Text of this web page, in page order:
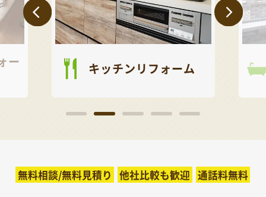
ー キッチンリフォーム
無料相談/無料見積り 他社比較も歓迎 通話料無料